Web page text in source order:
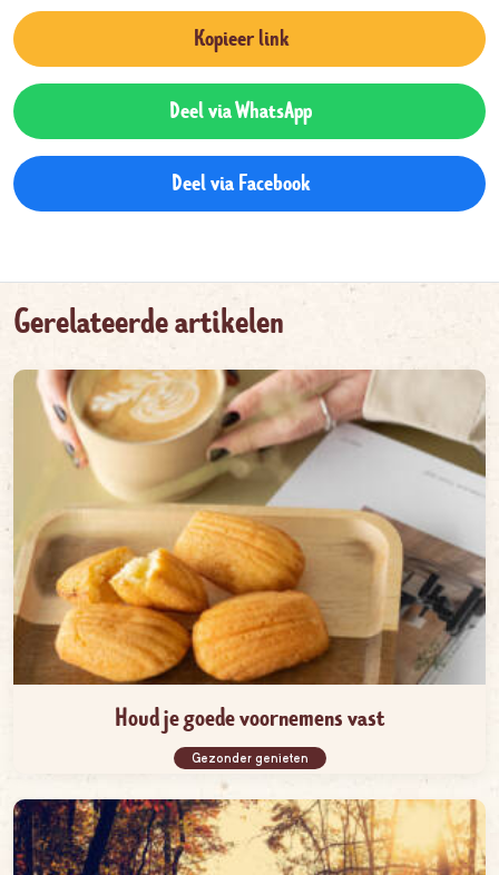
Kopieer link
Deel via WhatsApp
Deel via Facebook
Gerelateerde artikelen
Houd je goede voornemens vast
Gezonder genieten